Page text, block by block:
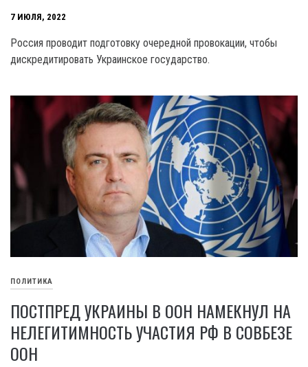
7 ИЮЛЯ, 2022
Россия проводит подготовку очередной провокации, чтобы
дискредитировать Украинское государство.
ПОЛИТИКА
ПОСТПРЕД УКРАИНЫ В ООН НАМЕКНУЛ НА
НЕЛЕГИТИМНОСТЬ УЧАСТИЯ РФ В СОВБЕЗЕ
ООН